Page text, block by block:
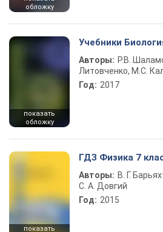
обложку
показать
обложку
Учебники
Авторы: Р.В.
Литовченко, М.С.
Год: 2017
показать
ГДЗ Физика 7
Авторы: В. Г.
С. А. Довгий
Год: 2015